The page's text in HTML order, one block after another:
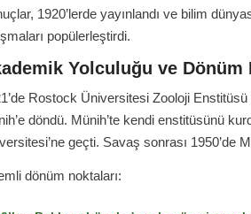
1920’lerde yayınlandı ve bilim
popülerleştirdi.
Yolculuğu ve Dönüm
Rostock Üniversitesi Zooloji Enstitüsü
döndü. Münih’te kendi enstitüsünü
geçti. Savaş sonrası 1950’de
dönüm noktaları: